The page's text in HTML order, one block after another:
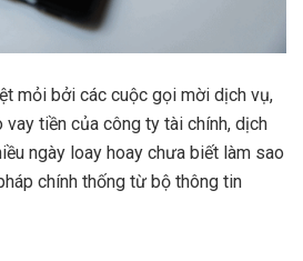
mỏi bởi các cuộc gọi mời dịch vụ,
tiền của công ty tài chính, dịch
ngày loay hoay chưa biết làm sao
chính thống từ bộ thông tin